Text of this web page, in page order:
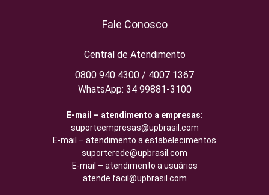
Fale Conosco
Central de Atendimento
0800 940 4300 / 4007 1367
WhatsApp: 34 99881-3100
E-mail – atendimento a empresas:
suporteempresas@upbrasil.com
E-mail – atendimento a estabelecimentos
suporterede@upbrasil.com
E-mail – atendimento a usuários
atende.facil@upbrasil.com